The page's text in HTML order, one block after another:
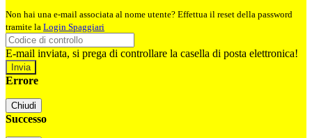
Non hai una e-mail associata al nome utente? Effettua il reset della password
tramite la Login Spaggiari
E-mail inviata, si prega di controllare la casella di posta elettronica!
Errore
Chiudi
Successo